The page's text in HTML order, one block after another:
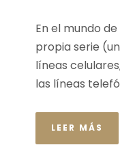
En el mundo
propia serie
líneas
las líneas
LEER MÁS